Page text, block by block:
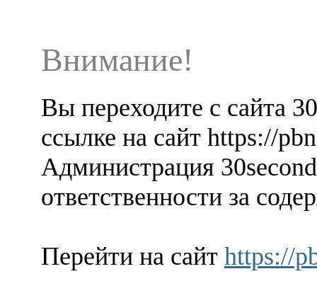
Внимание!
Вы переходите с сайта
ссылке на сайт https://
Администрация
ответственности за
Перейти на сайт https://